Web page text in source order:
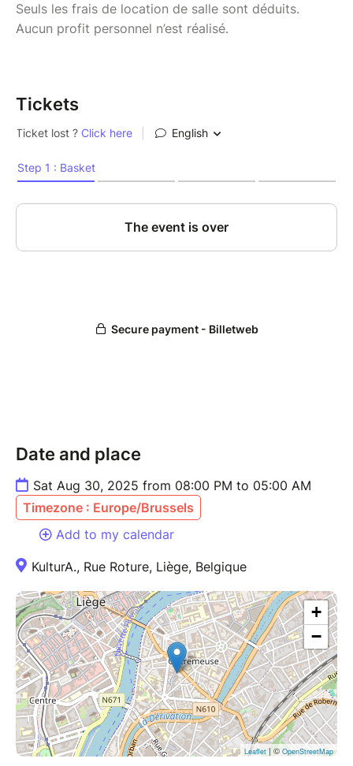
Seuls les frais de location de salle sont déduits.
Aucun profit personnel n’est réalisé.
Tickets
Date and place
Sat Aug 30, 2025 from 08:00 PM to 05:00 AM
Timezone : Europe/Brussels
Add to my calendar
KulturA., Rue Roture, Liège, Belgique
+
−
Leaflet | © OpenStreetMap